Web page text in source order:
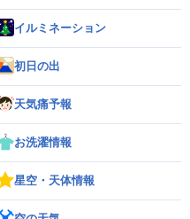
イルミネーション
初日の出
天気痛予報
お洗濯情報
星空・天体情報